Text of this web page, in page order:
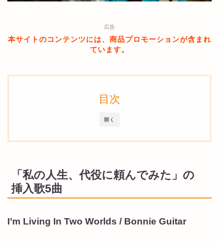
広告
本サイトのコンテンツには、商品プロモーションが含まれ
ています。
開く
目次
「私の人生、代役に頼んでみた」の
挿入歌5曲
I’m Living In Two Worlds / Bonnie Guitar